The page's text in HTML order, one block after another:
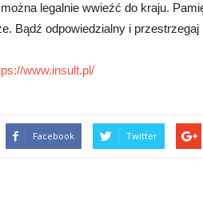
legalnie wwieźć do kraju.
Bądź odpowiedzialny i przestrzegaj
www.insult.pl/
Facebook Twitter